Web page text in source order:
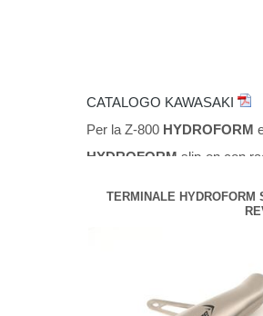
CATALOGO KAWASAKI
Per la Z-800 HYDROFORM
HYDROFORM slip-on con
Entrambi i sistemi di scarico
TERMINALE HYDROFORM